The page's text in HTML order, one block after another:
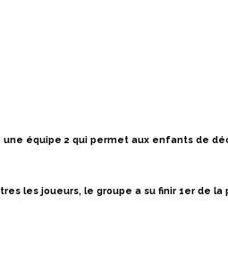
équipe 2 qui permet aux enfants de
les joueurs, le groupe a su finir 1er de la